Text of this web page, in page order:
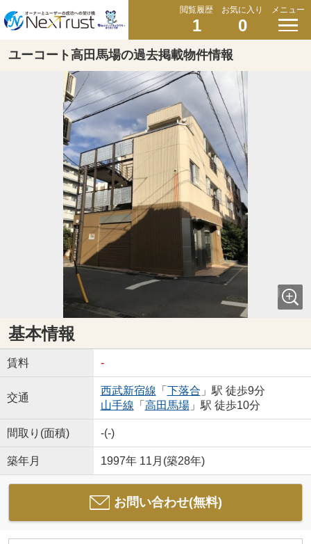
閲覧履歴
1
お気に入り
0
メニュー
ユーコート高田馬場の過去掲載物件情報
基本情報
賃料 -
交通
西武新宿線 「 下落合 」駅 徒歩9分
山手線 「 高田馬場」駅 徒歩10分
間取り(面積) -(-)
築年月 1997年 11月(築28年)
お問い合わせ(無料)